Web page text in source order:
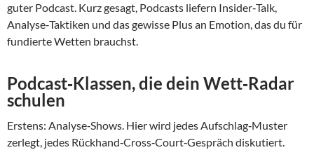
guter Podcast. Kurz gesagt, Podcasts liefern Insider‑Talk,
Analyse‑Taktiken und das gewisse Plus an Emotion, das du für
fundierte Wetten brauchst.
Podcast‑Klassen, die dein Wett‑Radar
schulen
Erstens: Analyse‑Shows. Hier wird jedes Aufschlag‑Muster
zerlegt, jedes Rückhand‑Cross‑Court‑Gespräch diskutiert.